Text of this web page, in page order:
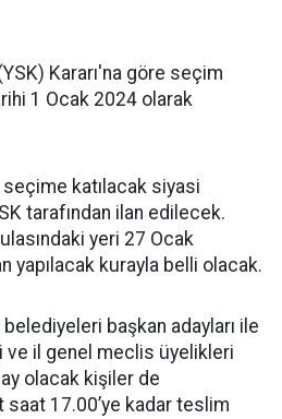
Kararı'na göre seçim
1 Ocak 2024 olarak
katılacak siyasi
tarafından ilan edilecek.
yeri 27 Ocak
yapılacak kurayla belli olacak.
başkan adayları ile
il genel meclis üyelikleri
olacak kişiler de
saat 17.00’ye kadar teslim